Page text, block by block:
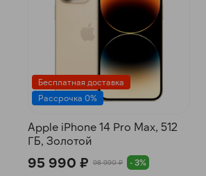
Бесплатная доставка
Рассрочка 0%
Apple iPhone 14 Pro Max, 512
ГБ, Золотой
95 990 ₽ 98 990 ₽ - 3%